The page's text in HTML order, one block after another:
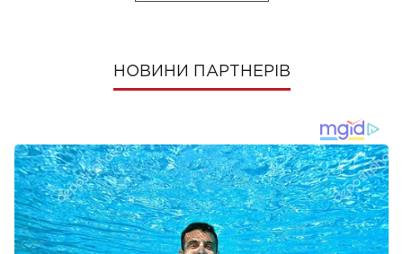
НОВИНИ ПАРТНЕРІВ